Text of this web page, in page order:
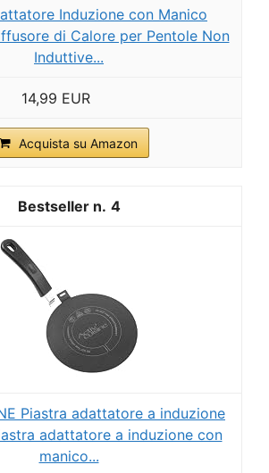
Induzione con Manico
di Calore per Pentole Non
Induttive...
14,99 EUR
Acquista su Amazon
4
Piastra adattatore a induzione
adattatore a induzione con
manico...